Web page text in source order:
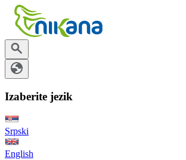
Izaberite jezik
Srpski
English